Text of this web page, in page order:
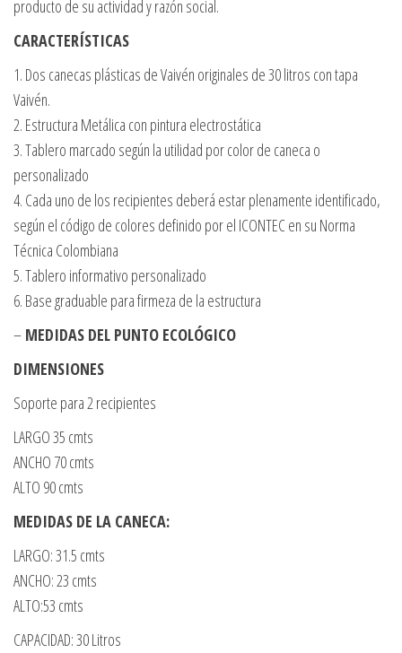
producto de su actividad y razón social.
CARACTERÍSTICAS
1. Dos canecas plásticas de Vaivén originales de 30 litros con tapa
Vaivén.
2. Estructura Metálica con pintura electrostática
3. Tablero marcado según la utilidad por color de caneca o
personalizado
4. Cada uno de los recipientes deberá estar plenamente identificado,
según el código de colores definido por el ICONTEC en su Norma
Técnica Colombiana
5. Tablero informativo personalizado
6. Base graduable para firmeza de la estructura
– MEDIDAS DEL PUNTO ECOLÓGICO
DIMENSIONES
Soporte para 2 recipientes
LARGO 35 cmts
ANCHO 70 cmts
ALTO 90 cmts
MEDIDAS DE LA CANECA:
LARGO: 31.5 cmts
ANCHO: 23 cmts
ALTO:53 cmts
CAPACIDAD: 30 Litros